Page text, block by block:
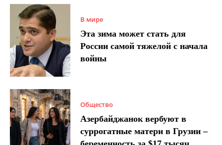
В мире
Эта зима может стать для
России самой тяжелой с начала
войны
Общество
Азербайджанок вербуют в
суррогатные матери в Грузии –